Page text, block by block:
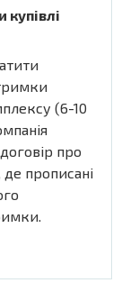
купівлі
(6-10
про
прописані